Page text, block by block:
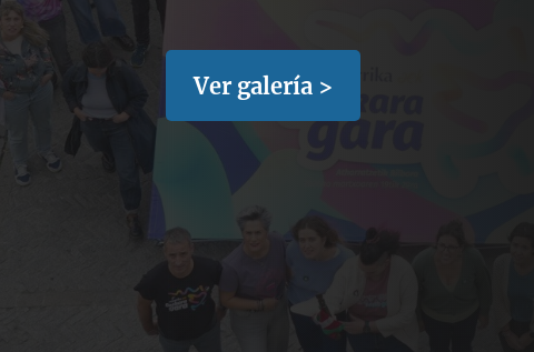
Ver galería >